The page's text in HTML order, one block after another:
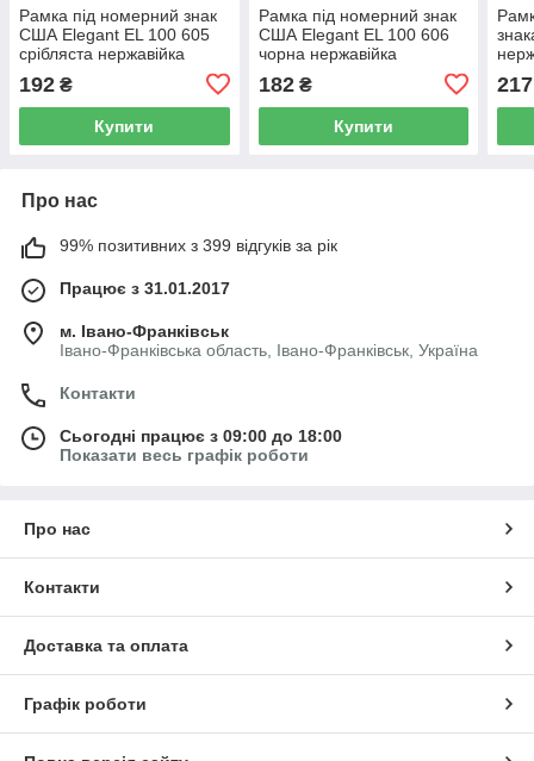
Рамка під номерний знак
США Elegant EL 100 605
срібляста нержавійка
192 ₴
Купити
Рамка під номерний знак
США Elegant EL 100 606
чорна нержавійка
182₴
Купити
217
Про нас
99% позитивних з 399 відгуків за рік
Працює з 31.01.2017
м. Івано-Франківськ
Івано-Франківська область, Івано-Франківськ, Україна
Контакти
Сьогодні працює з 09:00 до 18:00
Показати весь графік роботи
Про нас
Контакти
Доставка та оплата
Графік роботи